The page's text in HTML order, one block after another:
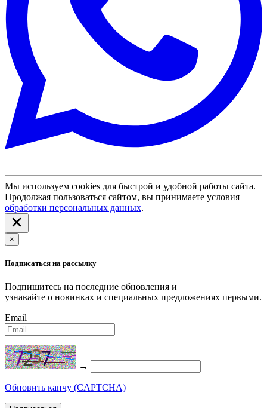
Мы используем cookies для быстрой и удобной работы сайта.
Продолжая пользоваться сайтом, вы принимаете условия
обработки персональных данных.
×
Подписаться на рассылку
Подпишитесь на последние обновления и
узнавайте о новинках и специальных предложениях первыми.
Email
→
Обновить капчу (CAPTCHA)